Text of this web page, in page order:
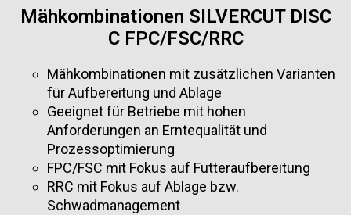
Mähkombinationen SILVERCUT DISC
C FPC/FSC/RRC
Mähkombinationen mit zusätzlichen Varianten
für Aufbereitung und Ablage
Geeignet für Betriebe mit hohen
Anforderungen an Erntequalität und
Prozessoptimierung
FPC/FSC mit Fokus auf Futteraufbereitung
RRC mit Fokus auf Ablage bzw.
Schwadmanagement